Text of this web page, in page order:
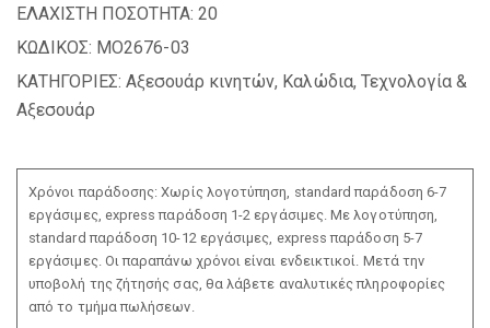
ΕΛΑΧΙΣΤΗ ΠΟΣΟΤΗΤΑ: 20
ΚΩΔΙΚΟΣ: MO2676-03
ΚΑΤΗΓΟΡΙΕΣ: Αξεσουάρ κινητών, Καλώδια, Τεχνολογία &
Αξεσουάρ
Χρόνοι παράδοσης: Χωρίς λογοτύπηση, standard παράδοση 6-7
εργάσιμες, express παράδοση 1-2 εργάσιμες. Με λογοτύπηση,
standard παράδοση 10-12 εργάσιμες, express παράδοση 5-7
εργάσιμες. Οι παραπάνω χρόνοι είναι ενδεικτικοί. Μετά την
υποβολή της ζήτησής σας, θα λάβετε αναλυτικές πληροφορίες
από το τμήμα πωλήσεων.